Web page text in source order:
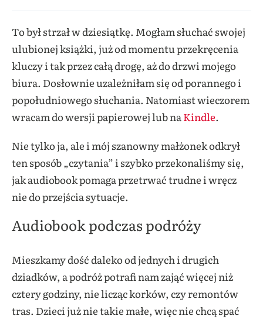
To był strzał w dziesiątkę. Mogłam słuchać swojej
ulubionej książki, już od momentu przekręcenia
kluczy i tak przez całą drogę, aż do drzwi mojego
biura. Dosłownie uzależniłam się od porannego i
popołudniowego słuchania. Natomiast wieczorem
wracam do wersji papierowej lub naKindle.
Nie tylko ja, ale i mój szanowny małżonek odkrył
ten sposób „czytania” i szybko przekonaliśmy się,
jak audiobook pomaga przetrwać trudne i wręcz
nie do przejścia sytuacje.
Audiobook podczas podróży
Mieszkamy dość daleko od jednych i drugich
dziadków, a podróż potrafi nam zająć więcej niż
cztery godziny, nie licząc korków, czy remontów
tras. Dzieci już nie takie małe, więc nie chcą spać